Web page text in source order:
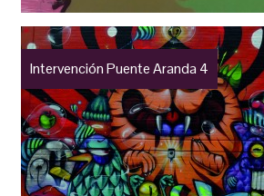
Intervención Puente Aranda 4